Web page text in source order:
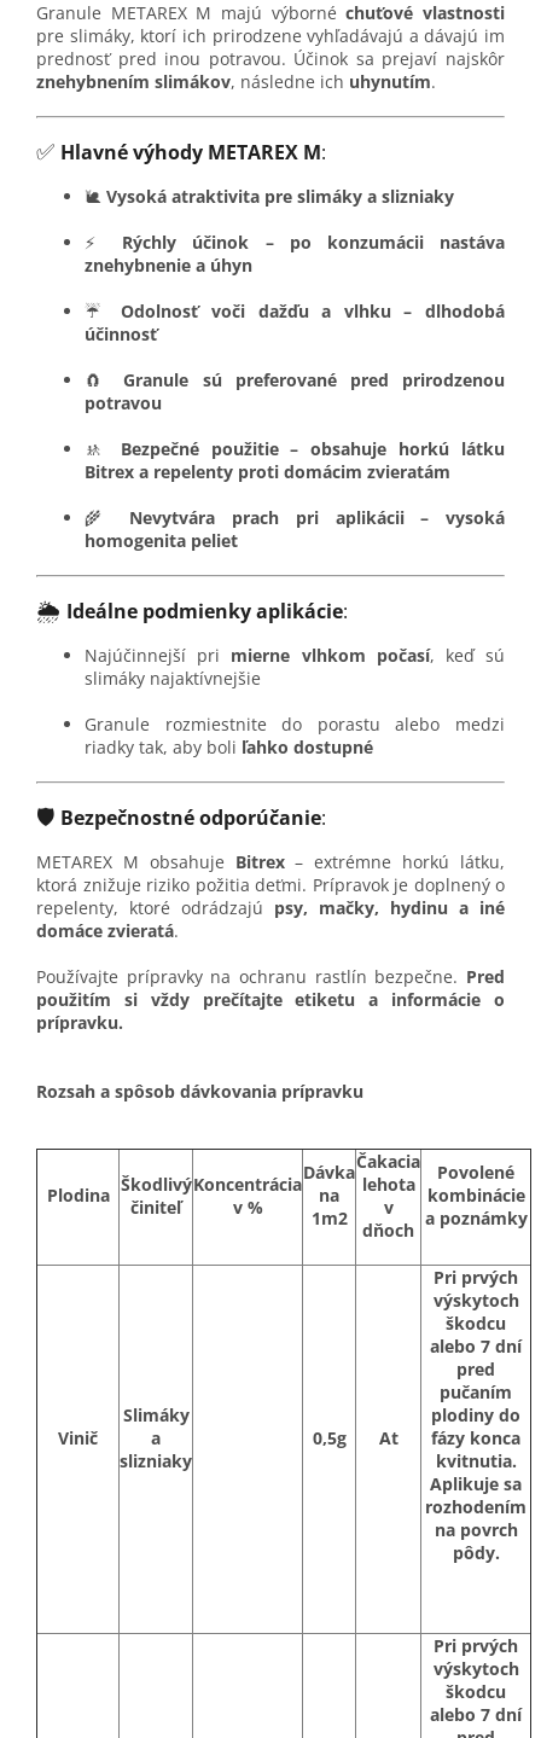
Granule METAREX M majú výbornéchuťové vlastnosti
pre slimáky, ktorí ich prirodzene vyhľadávajú a dávajú im
prednosť pred inou potravou. Účinok sa prejaví najskôr
znehybnením slimákov, následne ich uhynutím.
✅ Hlavné výhody METAREX M:
🐌 Vysoká atraktivita pre slimáky a slizniaky
⚡ Rýchly účinok – po konzumácii nastáva
znehybnenie a úhyn
☔Odolnosť voči dažďu a vlhku – dlhodobá
účinnosť
🧲Granule sú preferované pred prirodzenou
potravou
🚸 Bezpečné použitie – obsahuje horkú látku
Bitrex a repelenty proti domácim zvieratám
🌾 Nevytvára prach pri aplikácii – vysoká
homogenita peliet
🌦️ Ideálne podmienky aplikácie:
Najúčinnejší pri mierne vlhkom počasí, keď sú
slimáky najaktívnejšie
Granule rozmiestnite do porastu alebo medzi
riadky tak, aby boli ľahko dostupné
🛡️ Bezpečnostné odporúčanie:
METAREX M obsahuje Bitrex– extrémne horkú látku,
ktorá znižuje riziko požitia deťmi. Prípravok je doplnený o
repelenty, ktoré odrádzajú psy, mačky, hydinu a iné
domáce zvieratá.
Používajte prípravky na ochranu rastlín bezpečne. Pred
použitím si vždy prečítajte etiketu a informácie o
prípravku.
Rozsah a spôsob dávkovania prípravku
Plodina Škodlivý
činiteľ
Koncentrácia
v %
Dávka
na
1m2
Čakacia
lehota
v
dňoch
Povolené
kombinácie
a poznámky
Vinič
Slimáky
a
slizniaky
0,5g At
Pri prvých
výskytoch
škodcu
alebo 7 dní
pred
pučaním
plodiny do
fázy konca
kvitnutia.
Aplikuje sa
rozhodením
na povrch
pôdy.
Pri prvých
výskytoch
škodcu
alebo 7 dní